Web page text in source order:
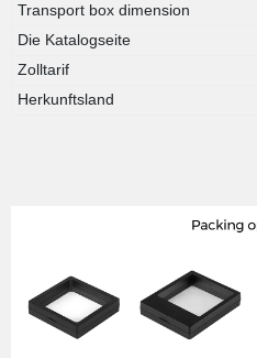
Transport box dimension
Die Katalogseite
Zolltarif
Herkunftsland